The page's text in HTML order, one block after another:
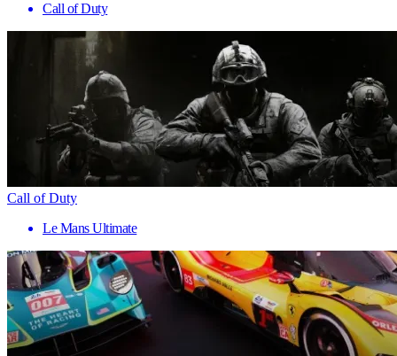
Call of Duty
Call of Duty
Le Mans Ultimate